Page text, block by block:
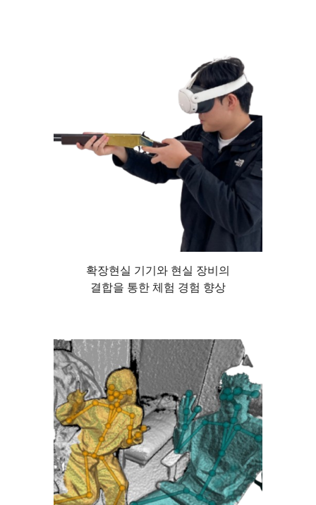
확장현실 기기와 현실 장비의
결합을 통한 체험 경험 향상